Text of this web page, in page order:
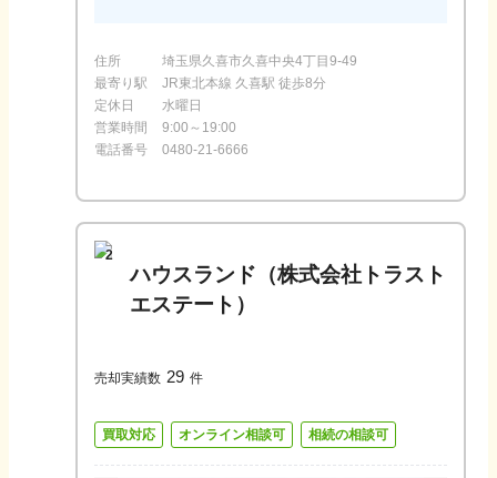
住所
埼玉県久喜市久喜中央4丁目9-49
最寄り駅
JR東北本線 久喜駅 徒歩8分
定休日
水曜日
営業時間
9:00～19:00
電話番号
0480-21-6666
2
ハウスランド（株式会社トラスト
エステート）
売却実績数 29 件
買取対応 オンライン相談可 相続の相談可